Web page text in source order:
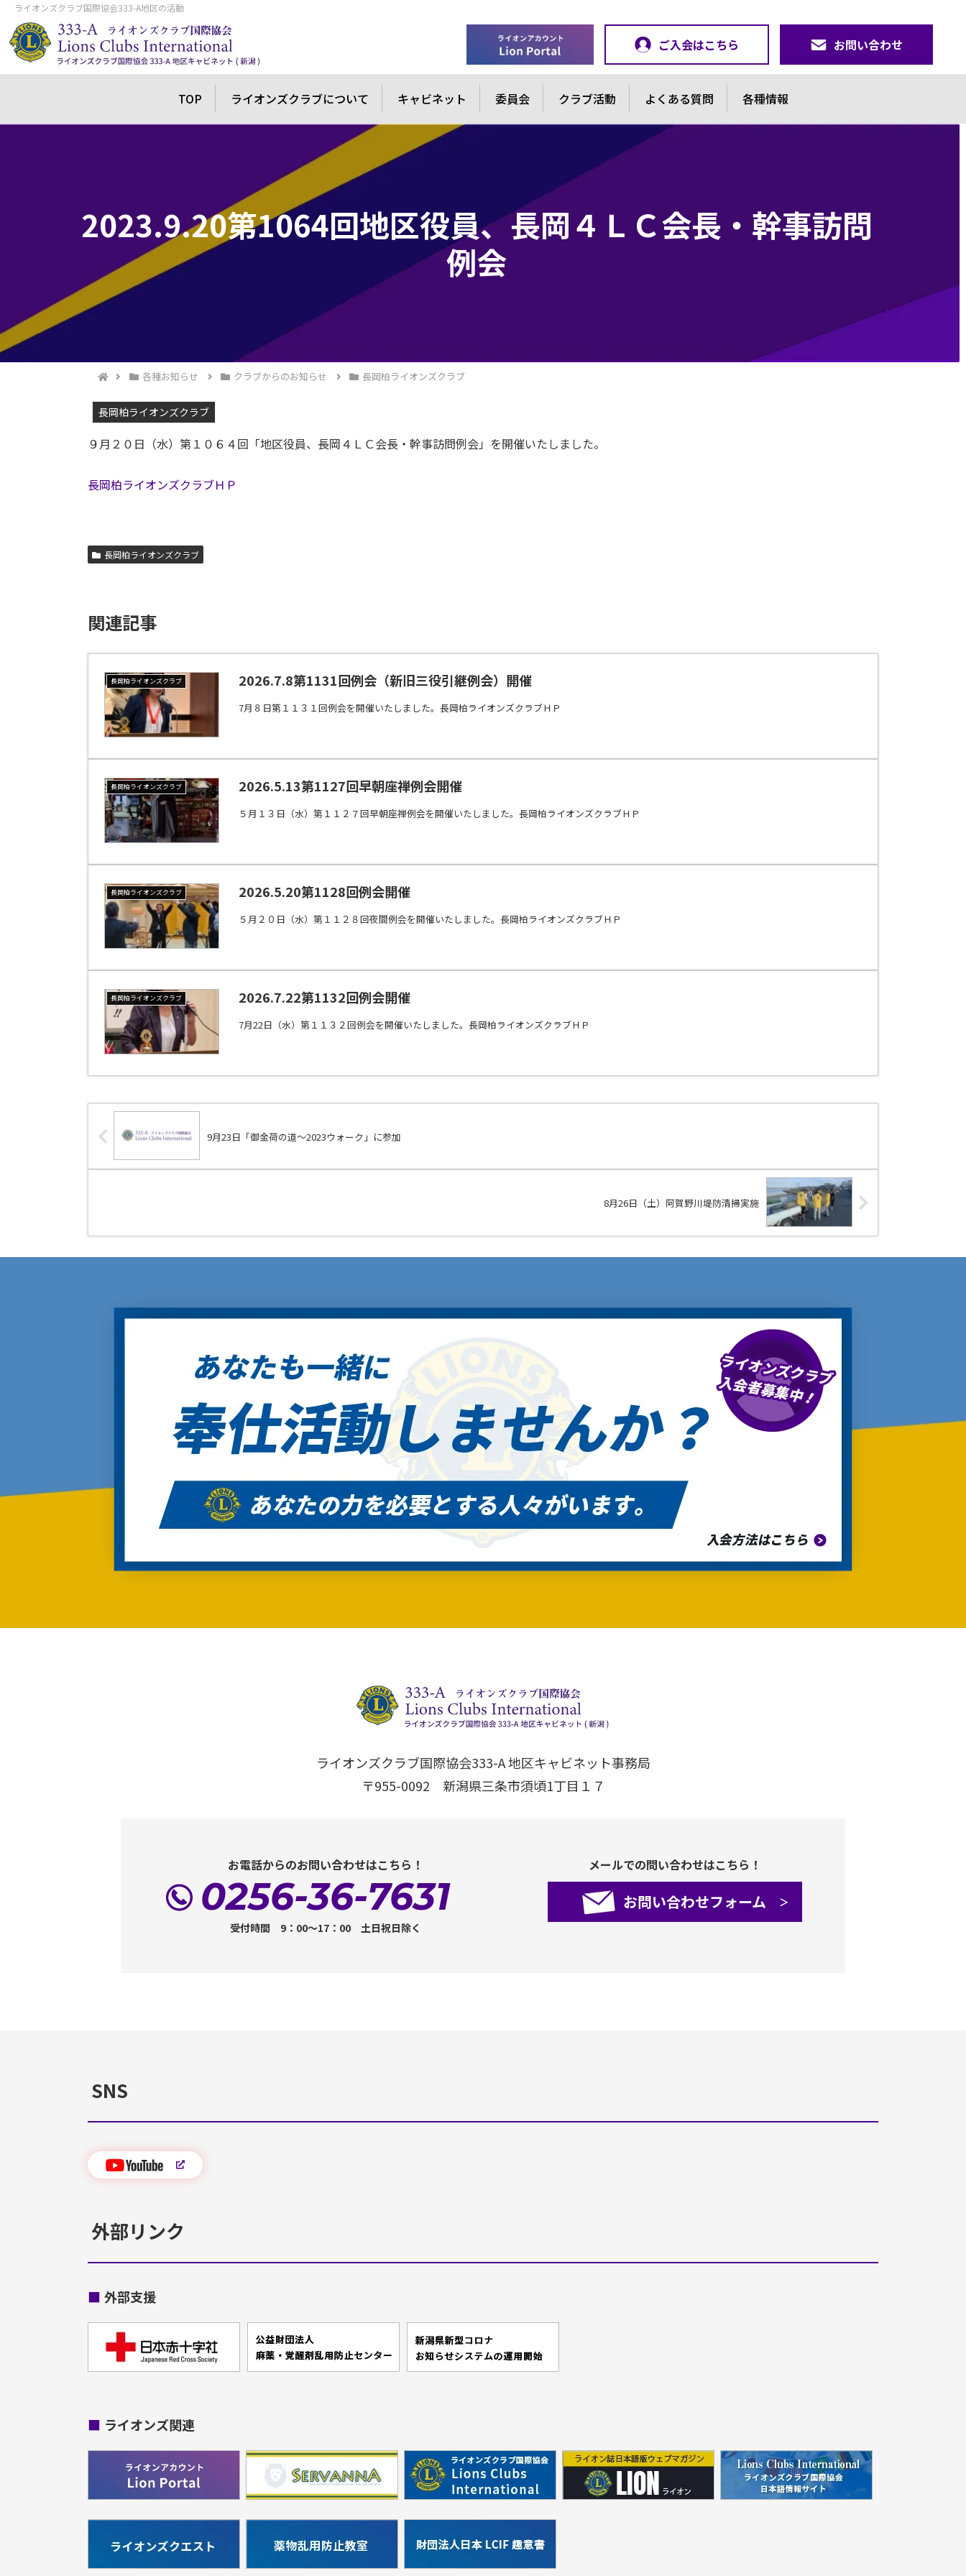
ライオンズクラブ国際協会333-A地区の活動
ご入会はこちら お問い合わせ
TOP ライオンズクラブについて キャビネット 委員会 クラブ活動 よくある質問 各種情報
2023.9.20第1064回地区役員、長岡４ＬＣ会長・幹事訪問
例会
各種お知らせ クラブからのお知らせ 長岡柏ライオンズクラブ
長岡柏ライオンズクラブ
９月２０日（水）第１０６４回「地区役員、長岡４ＬＣ会長・幹事訪問例会」を開催いたしました。
長岡柏ライオンズクラブＨＰ
長岡柏ライオンズクラブ
関連記事
長岡柏ライオンズクラブ 2026.7.8第1131回例会（新旧三役引継例会）開催
7月８日第１１３１回例会を開催いたしました。長岡柏ライオンズクラブＨＰ
長岡柏ライオンズクラブ 2026.5.13第1127回早朝座禅例会開催
５月１３日（水）第１１２７回早朝座禅例会を開催いたしました。長岡柏ライオンズクラブＨＰ
長岡柏ライオンズクラブ 2026.5.20第1128回例会開催
５月２０日（水）第１１２８回夜間例会を開催いたしました。長岡柏ライオンズクラブＨＰ
長岡柏ライオンズクラブ 2026.7.22第1132回例会開催
7月22日（水）第１１３２回例会を開催いたしました。長岡柏ライオンズクラブＨＰ
9月23日「御金荷の道～2023ウォーク」に参加
8月26日（土）阿賀野川堤防清掃実施
ライオンズクラブ国際協会333-A 地区キャビネット事務局
〒955-0092 新潟県三条市須頃1丁目１７
お電話からのお問い合わせはこちら！
0256-36-7631
受付時間 9：00～17：00 土日祝日除く
メールでの問い合わせはこちら！
お問い合わせフォーム
SNS
外部リンク
■ 外部支援
■ ライオンズ関連